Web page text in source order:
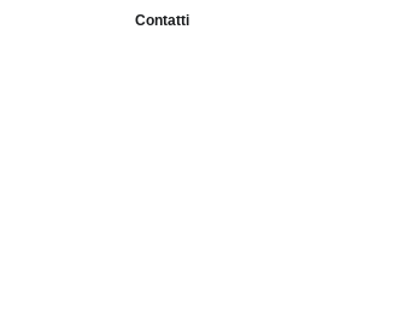
Contatti